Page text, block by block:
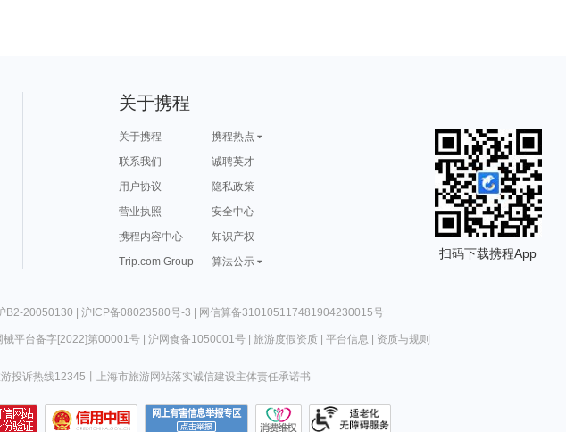
关于携程
关于携程
携程热点
联系我们
诚聘英才
用户协议
隐私政策
营业执照
安全中心
携程内容中心
知识产权
Trip.com Group
算法公示
扫码下载携程App
B2-20050130 | 沪ICP备08023580号-3 | 网信算备310105117481904230015号
械平台备字[2022]第00001号| 沪网食备1050001号| 旅游度假资质| 平台信息 资质与规则
投诉热线12345 上海市旅游网站落实诚信建设主体责任承诺书